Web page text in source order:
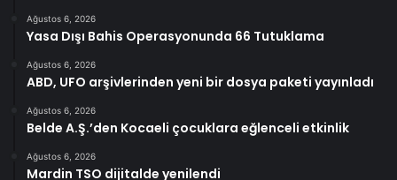
Ağustos 6, 2026
Yasa Dışı Bahis Operasyonunda 66 Tutuklama
Ağustos 6, 2026
ABD, UFO arşivlerinden yeni bir dosya paketi yayınladı
Ağustos 6, 2026
Belde A.Ş.’den Kocaeli çocuklara eğlenceli etkinlik
Ağustos 6, 2026
Mardin TSO dijitalde yenilendi